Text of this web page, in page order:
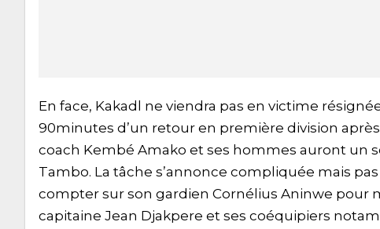
En face, Kakadl ne viendra pas en victime
90minutes d’un retour en première division
coach Kembé Amako et ses hommes auront un
Tambo. La tâche s’annonce compliquée mais
compter sur son gardien Cornélius Aninwe pour
capitaine Jean Djakpere et ses coéquipiers